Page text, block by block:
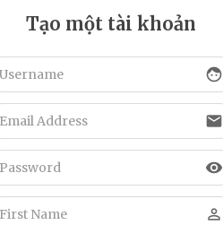
Tạo một tài khoản
face
email
visibility
perm_identity